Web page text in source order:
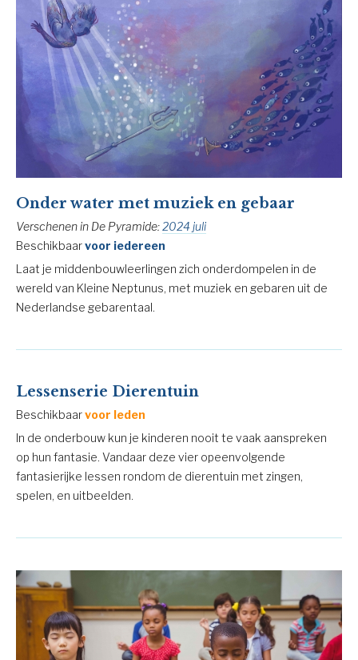
Onder water met muziek en gebaar
Verschenen in De Pyramide:2024 juli
Beschikbaarvoor iedereen
Laat je middenbouwleerlingen zich onderdompelen in de
wereld van Kleine Neptunus, met muziek en gebaren uit de
Nederlandse gebarentaal.
Lessenserie Dierentuin
Beschikbaarvoor leden
In de onderbouw kun je kinderen nooit te vaak aanspreken
op hun fantasie. Vandaar deze vier opeenvolgende
fantasierijke lessen rondom de dierentuin met zingen,
spelen, en uitbeelden.